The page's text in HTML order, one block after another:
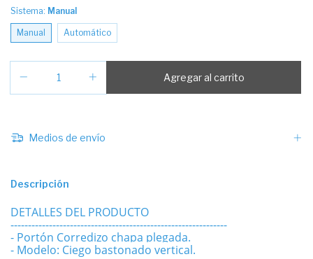
Sistema: Manual
Manual Automático
Medios de envío
Descripción
DETALLES DEL PRODUCTO
--------------------------------------------------------------
- Portón Corredizo chapa plegada.
- Modelo: Ciego bastonado vertical.